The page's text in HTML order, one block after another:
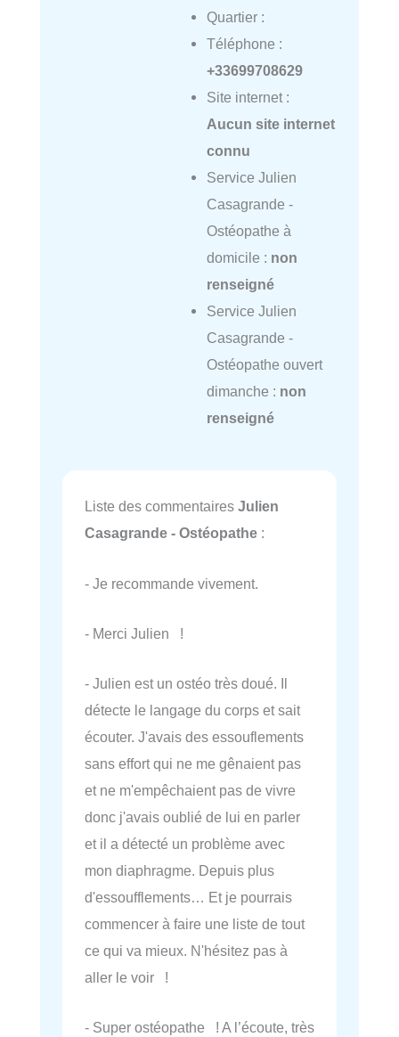
Quartier :
Téléphone :
+33699708629
Site internet :
Aucun site internet
connu
Service Julien
Casagrande -
Ostéopathe à
domicile : non
renseigné
Service Julien
Casagrande -
Ostéopathe ouvert
dimanche : non
renseigné
Liste des commentaires Julien
Casagrande - Ostéopathe :
- Je recommande vivement.
- Merci Julien !
- Julien est un ostéo très doué. Il
détecte le langage du corps et sait
écouter. J'avais des essouflements
sans effort qui ne me gênaient pas
et ne m'empêchaient pas de vivre
donc j'avais oublié de lui en parler
et il a détecté un problème avec
mon diaphragme. Depuis plus
d'essoufflements… Et je pourrais
commencer à faire une liste de tout
ce qui va mieux. N'hésitez pas à
aller le voir !
- Super ostéopathe ! A l’écoute, très